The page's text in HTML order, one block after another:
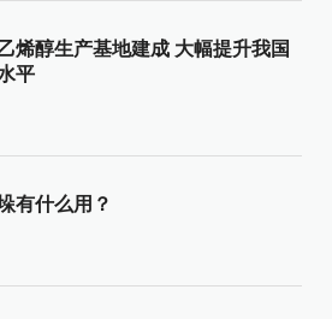
烯醇生产基地建成 大幅提升我国
平
有什么用？